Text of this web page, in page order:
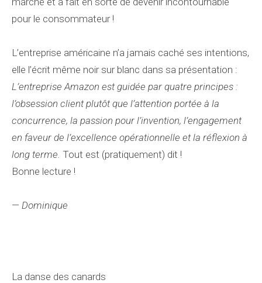
pour le consommateur !
L’entreprise américaine n’a jamais caché ses intentions,
elle l’écrit même noir sur blanc dans sa présentation :
L’entreprise Amazon est guidée par quatre principes :
l’obsession client plutôt que l’attention portée à la
concurrence, la passion pour l’invention, l’engagement
en faveur de l’excellence opérationnelle et la réflexion à
long terme. Tout est (pratiquement) dit !
Bonne lecture !
— Dominique
La danse des canards